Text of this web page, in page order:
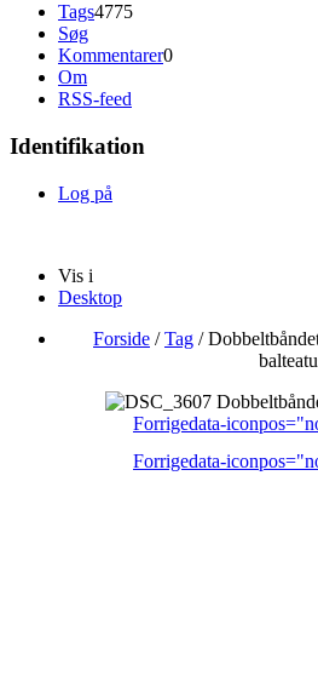
Tags4775
Søg
Kommentarer0
Om
RSS-feed
Identifikation
Log på
Vis i
Desktop
Forside /Tag /
Forrigedata-
Forrigedata-